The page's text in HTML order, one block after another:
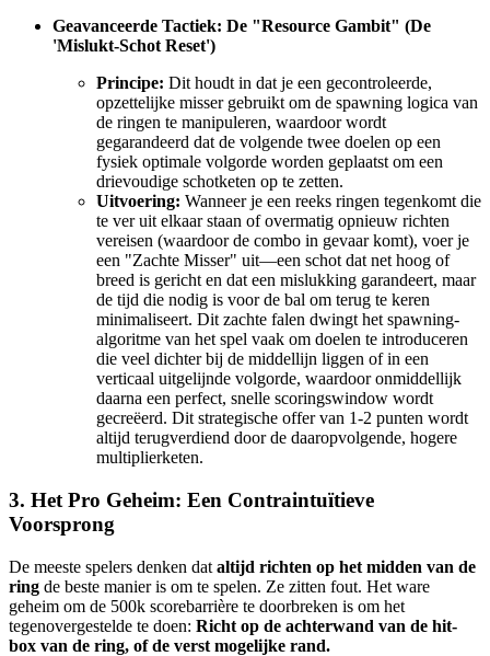
Geavanceerde Tactiek: De "Resource Gambit" (De
'Mislukt-Schot Reset')
Principe: Dit houdt in dat je een gecontroleerde,
opzettelijke misser gebruikt om de spawning logica van
de ringen te manipuleren, waardoor wordt
gegarandeerd dat de volgende twee doelen op een
fysiek optimale volgorde worden geplaatst om een
drievoudige schotketen op te zetten.
Uitvoering: Wanneer je een reeks ringen tegenkomt die
te ver uit elkaar staan of overmatig opnieuw richten
vereisen (waardoor de combo in gevaar komt), voer je
een "Zachte Misser" uit—een schot dat net hoog of
breed is gericht en dat een mislukking garandeert, maar
de tijd die nodig is voor de bal om terug te keren
minimaliseert. Dit zachte falen dwingt het spawning-
algoritme van het spel vaak om doelen te introduceren
die veel dichter bij de middellijn liggen of in een
verticaal uitgelijnde volgorde, waardoor onmiddellijk
daarna een perfect, snelle scoringswindow wordt
gecreëerd. Dit strategische offer van 1-2 punten wordt
altijd terugverdiend door de daaropvolgende, hogere
multiplierketen.
3. Het Pro Geheim: Een Contraintuïtieve
Voorsprong
De meeste spelers denken dat altijd richten op het midden van de
ring de beste manier is om te spelen. Ze zitten fout. Het ware
geheim om de 500k scorebarrière te doorbreken is om het
tegenovergestelde te doen: Richt op de achterwand van de hit-
box van de ring, of de verst mogelijke rand.